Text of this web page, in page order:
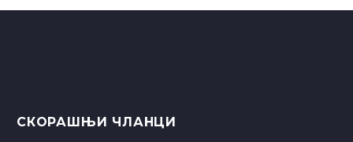
СКОРАШЊИ ЧЛАНЦИ